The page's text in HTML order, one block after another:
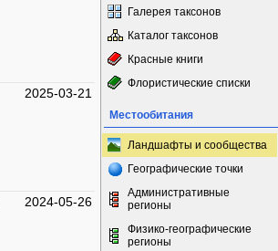
2025-03-21
2024-05-26
Галерея таксонов
Каталог таксонов
Красные книги
Флористические списки
Местообитания
Ландшафты и сообщества
Географические точки
Административные
регионы
Физико-географические
регионы